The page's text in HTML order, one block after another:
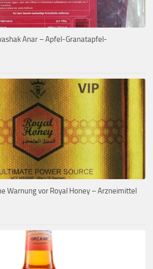
Anar – Apfel-Granatapfel-
Warnung vor Royal Honey – Arzneimittel